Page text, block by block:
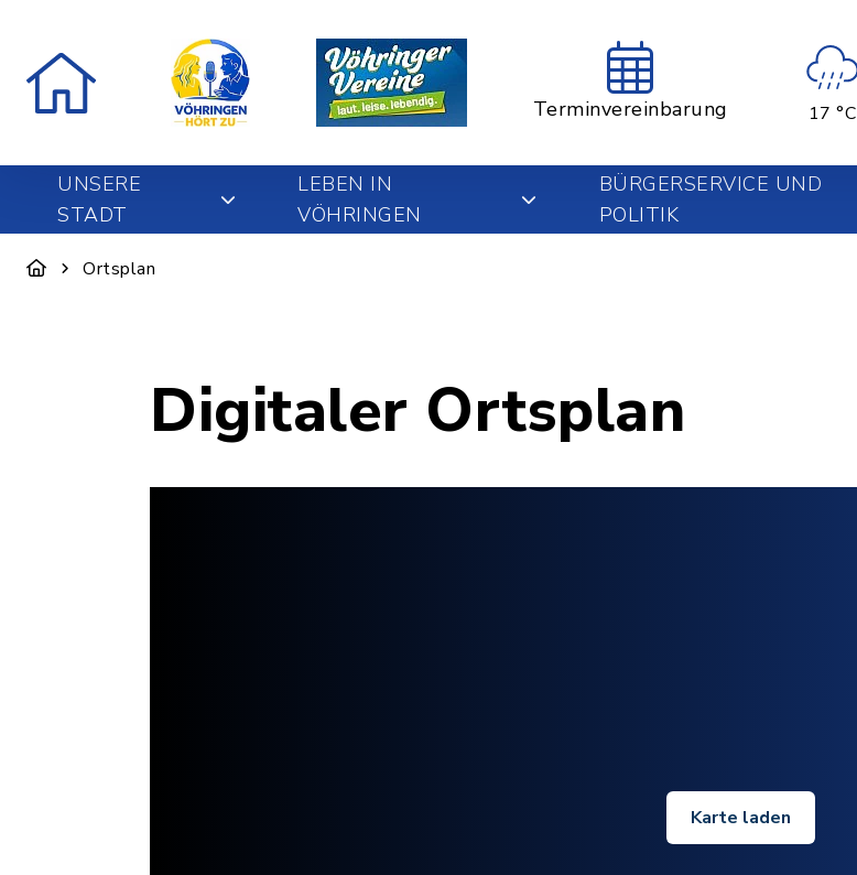
Terminvereinbarung 17 °C
UNSERE
STADT
LEBEN IN
VÖHRINGEN
BÜRGERSERVICE UND
POLITIK
Ortsplan
Digitaler Ortsplan
Karte laden